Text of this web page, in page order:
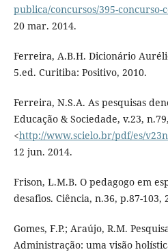
publica/concursos/395-concurso-
20 mar. 2014.
Ferreira, A.B.H. Dicionário
5.ed. Curitiba: Positivo, 2010.
Ferreira, N.S.A. As pesquisas
Educação & Sociedade, v.23,
<http://www.scielo.br/pdf/es/
12 jun. 2014.
Frison, L.M.B. O pedagogo em
desafios. Ciência, n.36, p.87-103,
Gomes, F.P.; Araújo, R.M.
Administração: uma visão